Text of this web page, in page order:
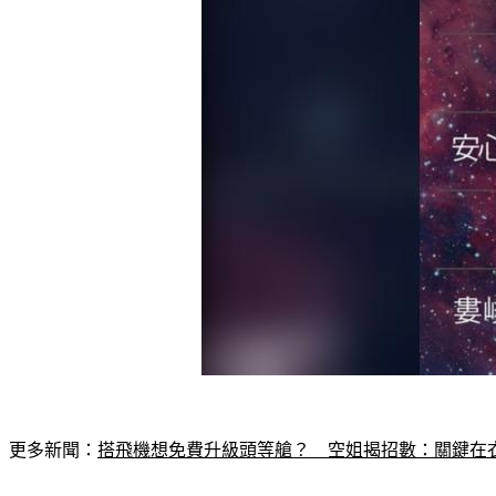
更多新聞： 搭飛機想免費升級頭等艙？　空姐揭招數：關鍵在